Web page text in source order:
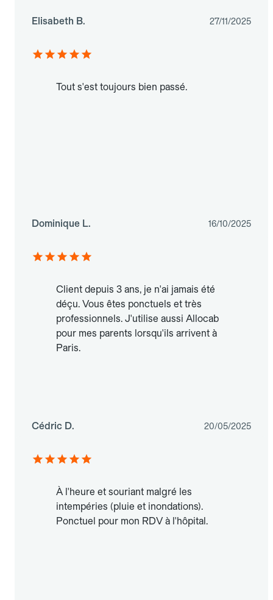
Elisabeth B. 27/11/2025
Tout s'est toujours bien passé.
Dominique L. 16/10/2025
Client depuis 3 ans, je n'ai jamais été
déçu. Vous êtes ponctuels et très
professionnels. J'utilise aussi Allocab
pour mes parents lorsqu'ils arrivent à
Paris.
Cédric D. 20/05/2025
À l'heure et souriant malgré les
intempéries (pluie et inondations).
Ponctuel pour mon RDV à l'hôpital.